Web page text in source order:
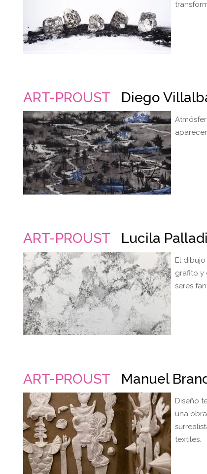
ART-PROUST Diego
ART-PROUST Lucila
El
grafito y
seres
ART-PROUST Manuel
Diseño
una
textiles.